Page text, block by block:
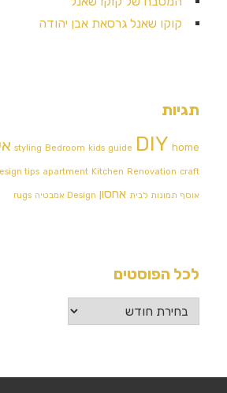
קוקו שאנל גרסאת אבן יהודה
תגיות
styling Bedroom kids guide DIY home
tips apartment Kitchen Renovation craft
אוסף תמונות לבית אחסון Design אמבטיה rugs
לכל הפוסטים
לכל
הפוסטים